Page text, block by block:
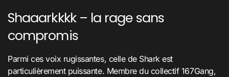
Shaaarkkkk – la rage sans
compromis
Parmi ces voix rugissantes, celle de Shark est
particulièrement puissante. Membre du collectif 167Gang,